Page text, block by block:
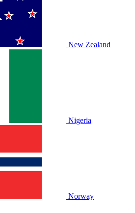
New Zealand
Nigeria
Norway